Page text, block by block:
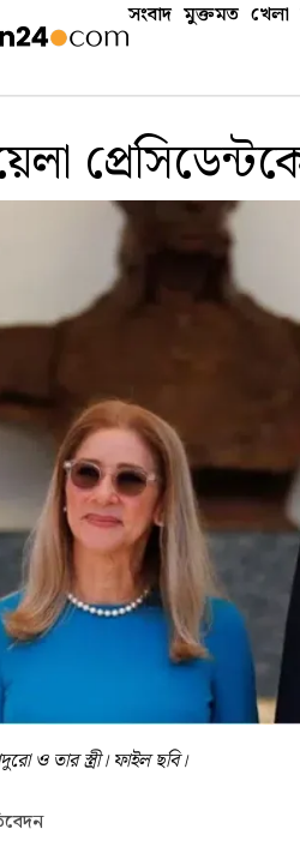
সংবাদ মুক্তমত খেলা
ও তার স্ত্রী। ফাইল ছবি।